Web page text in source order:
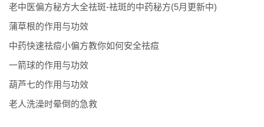
老中医偏方秘方大全祛斑-祛斑的中药秘方(5月更新中)
蒲草根的作用与功效
中药快速祛痘小偏方教你如何安全祛痘
一箭球的作用与功效
葫芦七的作用与功效
老人洗澡时晕倒的急救